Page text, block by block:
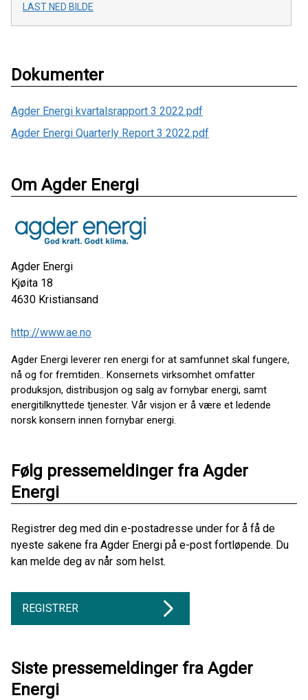
LAST NED BILDE
Dokumenter
Agder Energi kvartalsrapport 3 2022.pdf
Agder Energi Quarterly Report 3 2022.pdf
Om Agder Energi
Agder Energi
Kjøita 18
4630 Kristiansand
http://www.ae.no
Agder Energi leverer ren energi for at samfunnet skal fungere,
nå og for fremtiden.. Konsernets virksomhet omfatter
produksjon, distribusjon og salg av fornybar energi, samt
energitilknyttede tjenester. Vår visjon er å være et ledende
norsk konsern innen fornybar energi.
Følg pressemeldinger fra Agder
Energi
Registrer deg med din e-postadresse under for å få de
nyeste sakene fra Agder Energi på e-post fortløpende. Du
kan melde deg av når som helst.
REGISTRER
Siste pressemeldinger fra Agder
Energi